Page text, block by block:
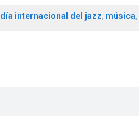
día internacional del jazz, música,